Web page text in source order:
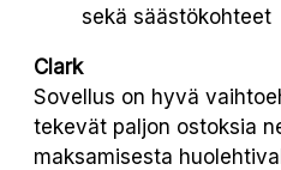
sekä säästökohteet
Clark
Sovellus on hyvä
tekevät paljon ostoksia
maksamisesta